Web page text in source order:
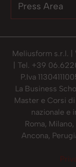
Press Area
Meliusform s.r.l. |
| Tel. +39
P.Iva
La Business
Master e Corsi
nazionale e
Roma,
Ancona,